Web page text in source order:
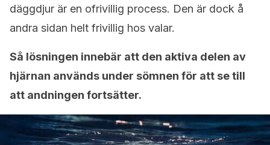
däggdjur är en ofrivillig process. Den är dock å
andra sidan helt frivillig hos valar.
Så lösningen innebär att den aktiva delen av
hjärnan används under sömnen för att se till
att andningen fortsätter.